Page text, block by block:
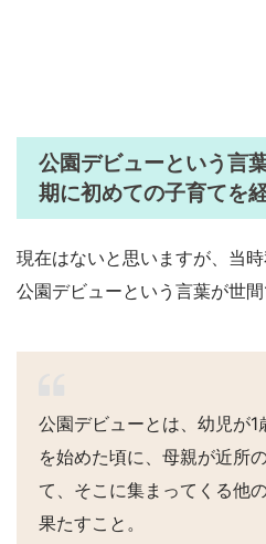
公園デビューという言
期に初めての子育てを
現在はないと思いますが、当
公園デビューという言葉が世間
公園デビューとは、幼児が1
を始めた頃に、母親が近所
て、そこに集まってくる他
果たすこと。